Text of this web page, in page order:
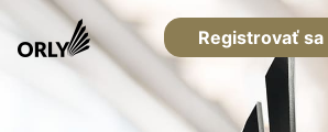
Registrovať sa